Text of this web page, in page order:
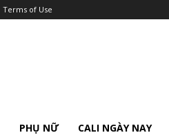
Terms of Use
PHỤ NỮ CALI NGÀY NAY